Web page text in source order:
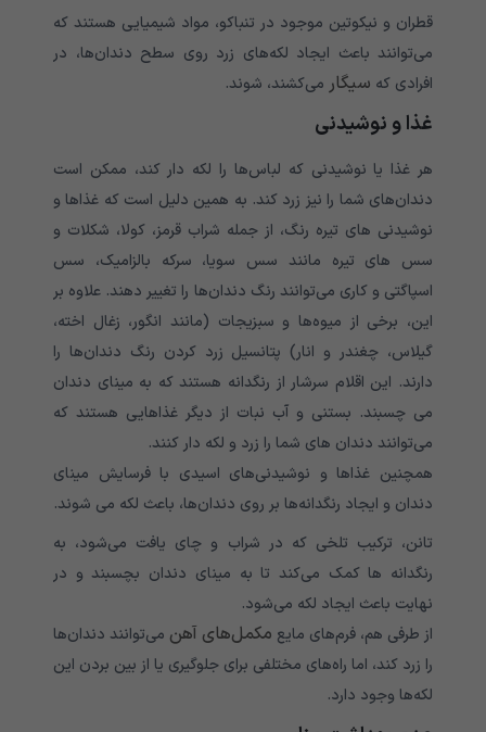
قطران و نیکوتین موجود در تنباکو، مواد شیمیایی هستند که
می‌توانند باعث ایجاد لکه‌های زرد روی سطح دندان‌ها، در
افرادی که سیگار می‌کشند، شوند.
غذا و نوشیدنی
هر غذا یا نوشیدنی که لباس‌‌‌‌‌‌‌‌‌‌‌‌‌‌‌‌‌‌‌‌‌‌‌‌‌‌‌‌‌‌‌‌‌‌‌‌‌‌ها را لکه دار کند، ممکن است
دندان‌های شما را نیز زرد کند. به همین دلیل است که غذاها و
نوشیدنی های تیره رنگ، از جمله شراب قرمز، کولا، شکلات و
سس های تیره مانند سس سویا، سرکه بالزامیک، سس
اسپاگتی و کاری می‌‌‌‌‌‌‌‌‌‌‌‌‌توانند رنگ دندان‌‌‌‌‌‌‌‌‌‌‌‌‌‌‌‌‌‌‌‌‌‌‌‌‌‌‌‌‌‌‌‌‌‌‌‌‌‌ها را تغییر دهند. علاوه بر
این، برخی از میوه‌‌‌‌‌‌‌‌‌‌‌‌‌‌‌‌‌‌‌‌‌‌‌‌‌‌‌‌‌‌‌‌‌‌‌‌‌‌ها و سبزیجات (مانند انگور، زغال اخته،
گیلاس، چغندر و انار) پتانسیل زرد کردن رنگ دندان‌‌‌‌‌‌‌‌‌‌‌‌‌‌‌‌‌‌‌‌‌‌‌‌‌‌‌‌‌‌‌‌‌‌‌‌‌‌ها را
دارند. این اقلام سرشار از رنگدانه هستند که به مینای دندان
می چسبند. بستنی و آب نبات از دیگر غذاهایی هستند که
می‌‌‌‌‌‌‌‌‌‌‌‌‌توانند دندان های شما را زرد و لکه دار کنند.
همچنین غذاها و نوشیدنی‌های اسیدی با فرسایش مینای
دندان و ایجاد رنگدانه‌ها بر روی دندان‌ها، باعث لکه می شوند.
تانن، ترکیب تلخی که در شراب و چای یافت می‌شود، به
رنگدانه ها کمک می‌کند تا به مینای دندان بچسبند و در
نهایت باعث ایجاد لکه می‌شود.
از طرفی هم، فرم‌های مایع مکمل‌های آهن می‌توانند دندان‌ها
را زرد کند، اما راه‌های مختلفی برای جلوگیری یا از بین بردن این
لکه‌ها وجود دارد.